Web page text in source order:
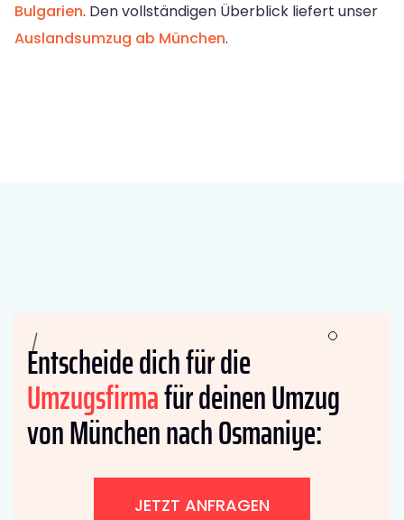
Bulgarien. Den vollständigen Überblick liefert unser
Auslandsumzug ab München.
Entscheide dich für die
Umzugsfirmafür deinen Umzug
von München nach Osmaniye:
JETZT ANFRAGEN